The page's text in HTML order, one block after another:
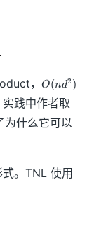
K
,\
m
b
d
K
},
\
m
h
b
=
.
，O
n
d
O(nd2 )
践中作者取
a
r
o
为什么它可以
。TNL 使用